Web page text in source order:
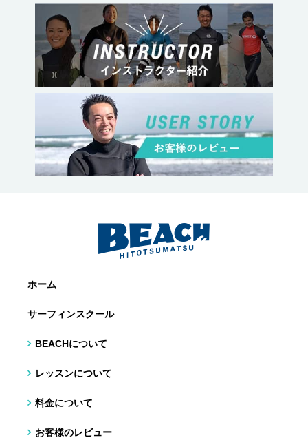
ホーム
サーフィンスクール
BEACHについて
レッスンについて
料金について
お客様のレビュー